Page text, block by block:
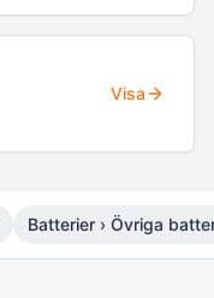
Visa
Batterier › Övriga